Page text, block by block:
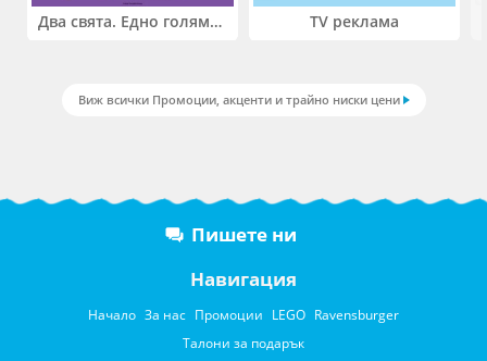
Два свята. Едно голямо приключение. Купи 2 продукта LEGO® Friends и/или LEGO® Minecraft и вземи -27% TV реклама
Виж всички Промоции, акценти и трайно ниски цени
Пишете ни
Навигация
Начало За нас Промоции LEGO Ravensburger
Талони за подарък